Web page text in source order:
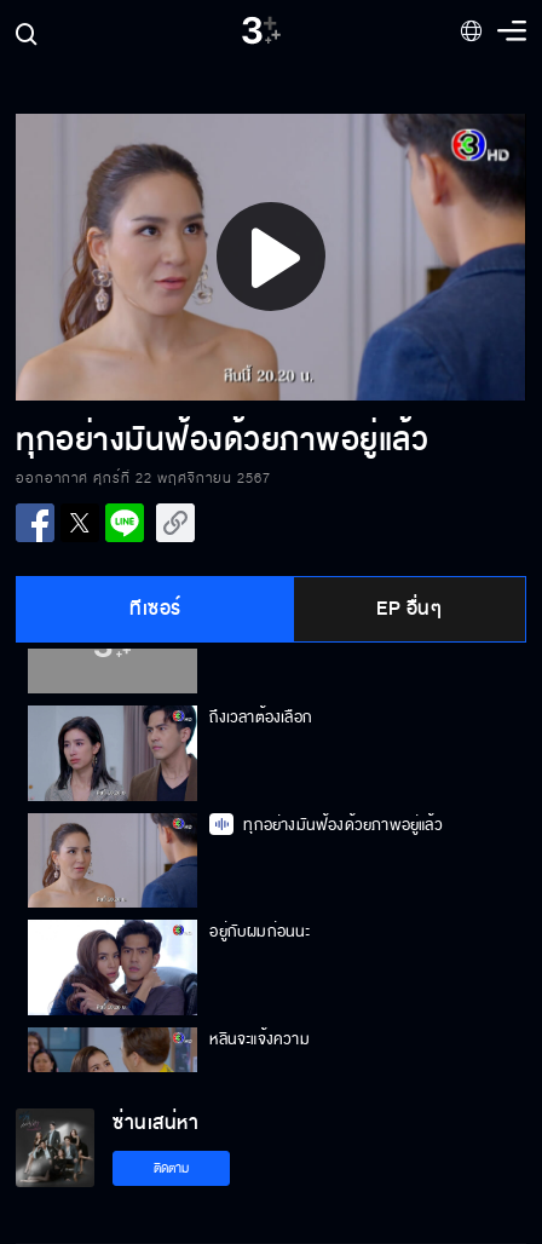
Play
Video
ทุกอย่างมันฟ้องด้วยภาพอยู่แล้ว
ออกอากาศ ศุกร์ที่ 22 พฤศจิกายน 2567
ทีเซอร์ EP อื่นๆ
คุณลุงไม่รู้จักลุกชายตัวเองเหรอคะ
คลุมถุงชน
ถึงเวลาต้องเลือก
ทุกอย่างมันฟ้องด้วยภาพอยู่แล้ว
อยู่กับผมก่อนนะ
หลินจะแจ้งความ
ผมจริงจังกับคุณตั้งแต่วันแรก
ซ่านเสน่หา
ติดตาม